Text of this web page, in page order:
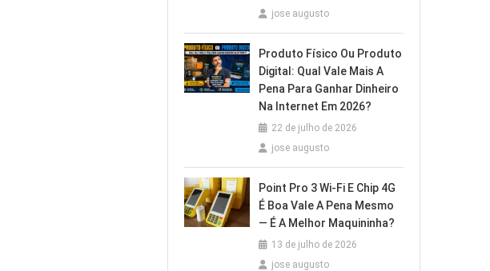
jose augusto
Produto Físico Ou Produto
Digital: Qual Vale Mais A
Pena Para Ganhar Dinheiro
Na Internet Em 2026?
22 de julho de 2026
jose augusto
Point Pro 3 Wi‑Fi E Chip 4G
É Boa Vale A Pena Mesmo
— É A Melhor Maquininha?
13 de julho de 2026
jose augusto